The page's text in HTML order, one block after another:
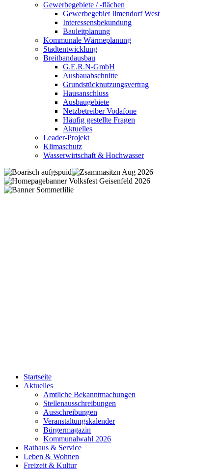
Gewerbegebiete / -flächen
Gewerbegebiet Ilmendorf West
Interessensbekundung
Bauleitplanung
Kommunale Wärmeplanung
Stadtentwicklung
Breitbandausbau
G.E.R.N-GmbH
Ausbauabschnitte
Grundstücknutzungsvertrag
Hausanschluss
Ausbaugebiete
Netzbetreiber Vodafone
Häufig gestellte Fragen
Aktuelles
Leader-Projekt
Klimaschutz
Wasserwirtschaft & Hochwasser
Startseite
Aktuelles
Amtliche Bekanntmachungen
Stellenausschreibungen
Ausschreibungen
Veranstaltungskalender
Bürgermagazin
Kommunalwahl 2026
Rathaus & Service
Leben & Wohnen
Freizeit & Kultur